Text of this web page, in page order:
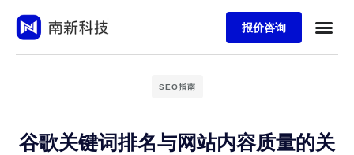
报价咨询
SEO指南
谷歌关键词排名与网站内容质量的关